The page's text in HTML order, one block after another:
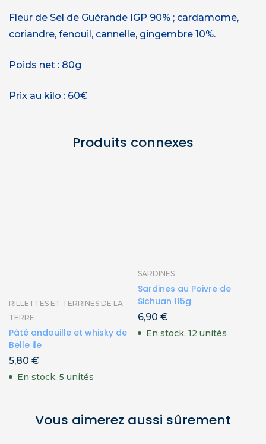
Fleur de Sel de Guérande IGP 90% ; cardamome,
coriandre, fenouil, cannelle, gingembre 10%.
Poids net : 80g
Prix au kilo : 60€
Produits connexes
RILLETTES ET TERRINES DE LA
TERRE
Pâté andouille et whisky de
Belle ile
5,80 €
En stock, 5 unités
SARDINES
Sardines au Poivre de
Sichuan 115g
6,90 €
En stock, 12 unités
Vous aimerez aussi sûrement